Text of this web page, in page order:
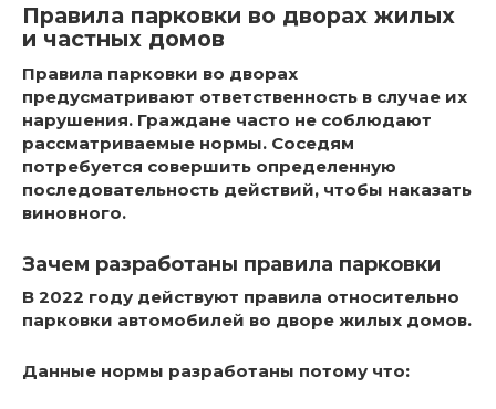
Правила парковки во дворах жилых
и частных домов
Правила парковки во дворах
предусматривают ответственность в случае их
нарушения. Граждане часто не соблюдают
рассматриваемые нормы. Соседям
потребуется совершить определенную
последовательность действий, чтобы наказать
виновного.
Зачем разработаны правила парковки
В 2022 году действуют правила относительно
парковки автомобилей во дворе жилых домов.
Данные нормы разработаны потому что: